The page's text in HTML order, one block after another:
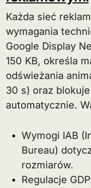
Każda sieć
wymagania
Google Display
150 KB, określa
odświeżania
30 s) oraz
automatycznie.
Wymogi IAB
Bureau)
rozmiarów.
Regulacje